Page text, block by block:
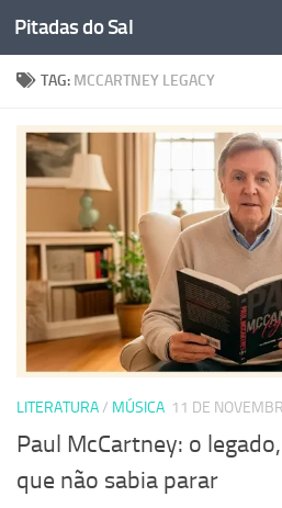
Skip to content
Pitadas do Sal
TAG: MCCARTNEY LEGACY
LITERATURA/ MÚSICA 11 DE
Paul McCartney: o
que não sabia parar